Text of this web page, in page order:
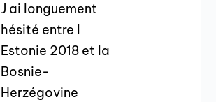
J ai longuement
hésité entre l
Estonie 2018 et la
Bosnie-
Herzégovine